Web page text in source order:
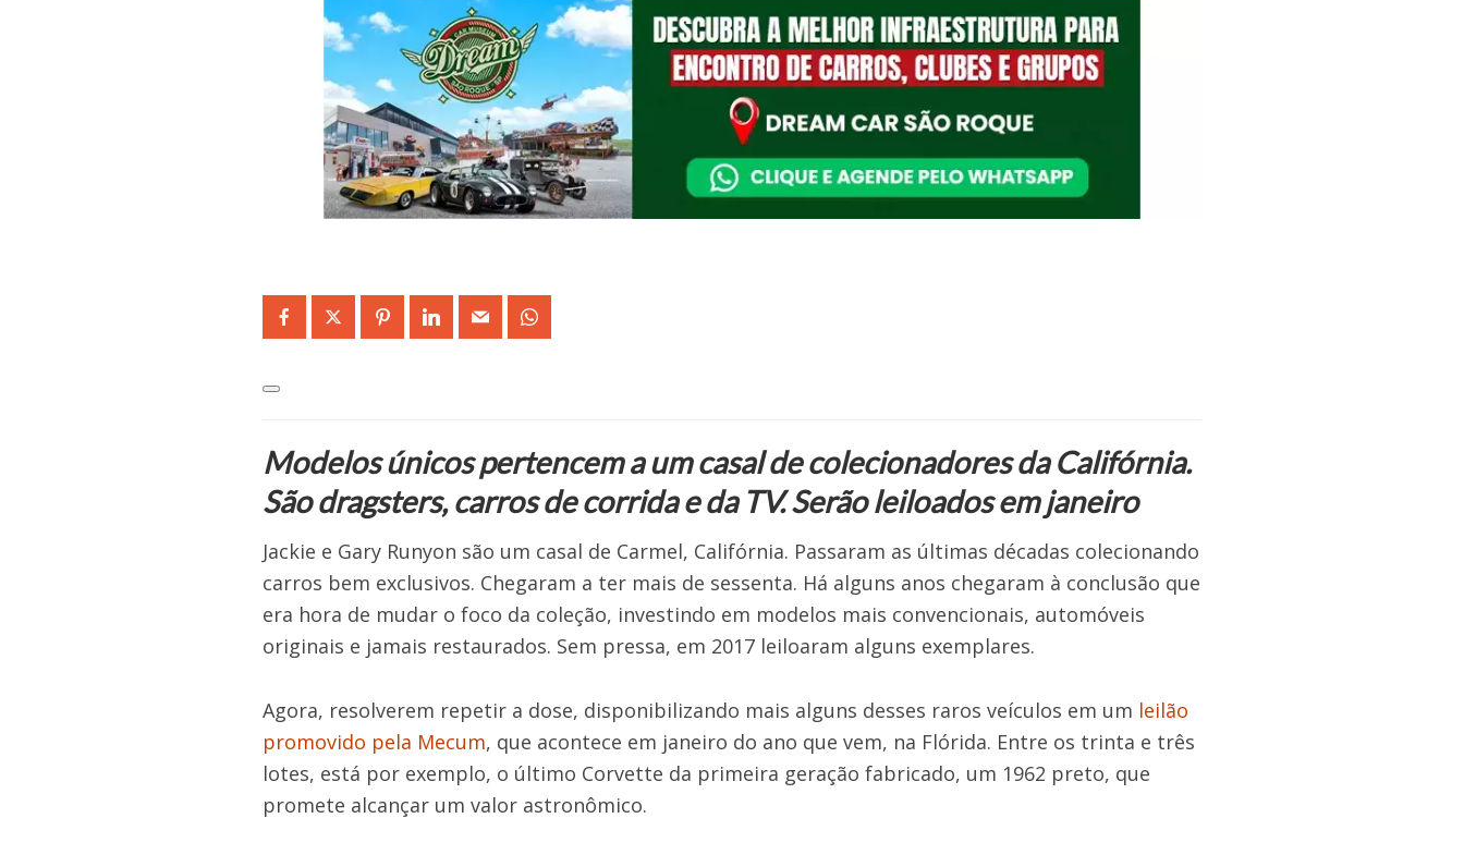
Modelos únicos pertencem a um casal de colecionadores da Califórnia.
São dragsters, carros de corrida e da TV. Serão leiloados em janeiro
Jackie e Gary Runyon são um casal de Carmel, Califórnia. Passaram as últimas décadas colecionando
carros bem exclusivos. Chegaram a ter mais de sessenta. Há alguns anos chegaram à conclusão que
era hora de mudar o foco da coleção, investindo em modelos mais convencionais, automóveis
originais e jamais restaurados. Sem pressa, em 2017 leiloaram alguns exemplares.
Agora, resolverem repetir a dose, disponibilizando mais alguns desses raros veículos em um leilão
promovido pela Mecum, que acontece em janeiro do ano que vem, na Flórida. Entre os trinta e três
lotes, está por exemplo, o último Corvette da primeira geração fabricado, um 1962 preto, que
promete alcançar um valor astronômico.